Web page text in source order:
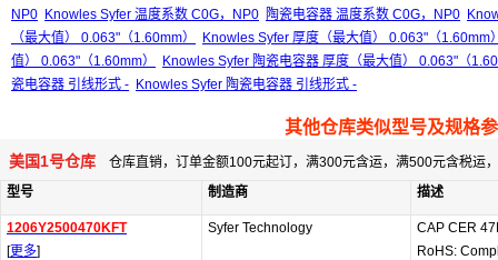
NP0 Knowles Syfer 温度系数 C0G，NP0 陶瓷电容器 温度系数 C0G，NP0
（最大值） 0.063"（1.60mm）
Knowles Syfer 厚度（最大值） 0.063"（1.60mm
值） 0.063"（1.60mm）
Knowles Syfer 陶瓷电容器 厚度（最大值） 0.063"（
瓷电容器 引线形式 - Knowles Syfer 陶瓷电容器 引线形式 -
其他仓库类似型号及规格
美国1号仓库 仓库直销，订单金额100元起订，满300元含运，满500元含税运
型号
制造商 描述
1206Y2500470KFT
[更多]
Syfer Technology
CAP CER
RoHS: